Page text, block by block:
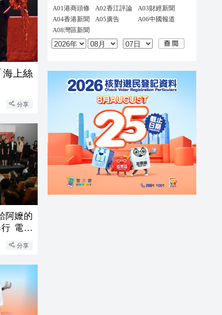
上絲
分享
阿嬤的
電影
分享